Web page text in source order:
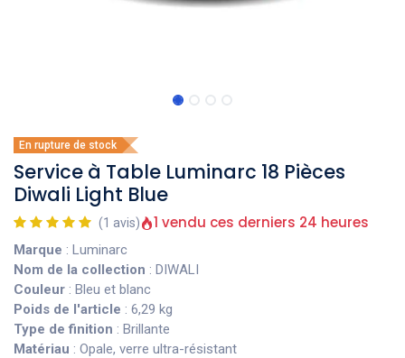
En rupture de stock
Service à Table Luminarc 18 Pièces
Diwali Light Blue
(1 avis) 1 vendu ces derniers 24 heures
Marque : Luminarc
Nom de la collection : DIWALI
Couleur : Bleu et blanc
Poids de l'article : 6,29 kg
Type de finition : Brillante
Matériau : Opale, verre ultra-résistant